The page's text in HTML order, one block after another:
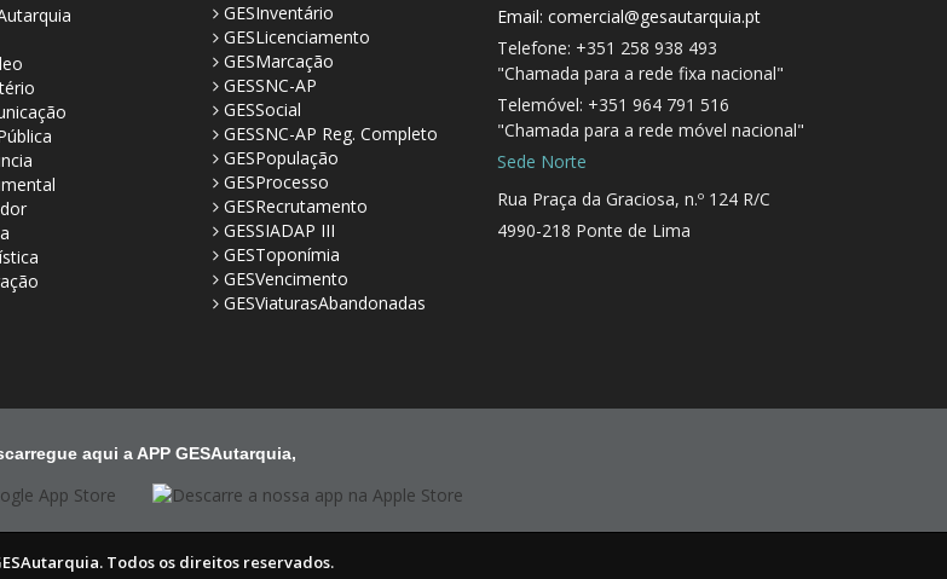
GESInventário
GESLicenciamento
GESMarcação
GESSNC-AP
GESSocial
GESSNC-AP Reg. Completo
GESPopulação
GESProcesso
GESRecrutamento
GESSIADAP III
GESToponímia
GESVencimento
GESViaturasAbandonadas
Email: comercial@gesautarquia.pt
Telefone: +351 258 938 493
"Chamada para a rede fixa nacional"
Telemóvel: +351 964 791 516
"Chamada para a rede móvel nacional"
Sede Norte
Rua Praça da Graciosa, n.º 124 R/C
4990-218 Ponte de Lima
aqui a APP GESAutarquia,
Todos os direitos reservados.